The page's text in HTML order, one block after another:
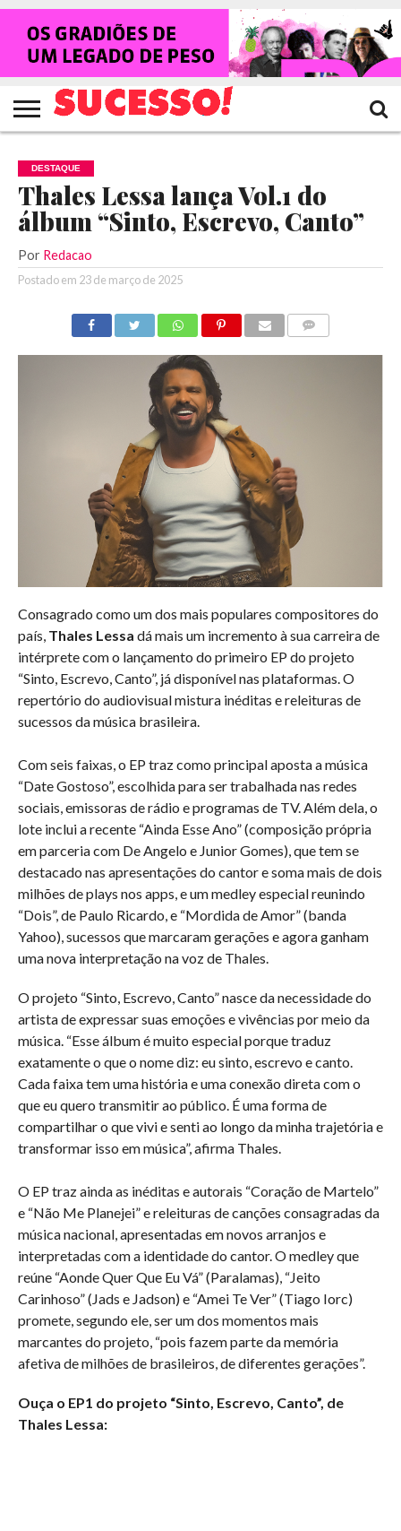
HOME
NOTÍCIAS
SHOWS
ENTREVISTAS
CLIQUES
RANKING
CROWLEY
TV
SUCESSO!
REVISTA
SUCESSO!
DESTAQUE
Thales Lessa lança Vol.1 do
álbum “Sinto, Escrevo, Canto”
Por Redacao
Postado em 23 de março de 2025
Consagrado como um dos mais populares compositores do
país, Thales Lessa dá mais um incremento à sua carreira de
intérprete com o lançamento do primeiro EP do projeto
“Sinto, Escrevo, Canto”, já disponível nas plataformas. O
repertório do audiovisual mistura inéditas e releituras de
sucessos da música brasileira.
Com seis faixas, o EP traz como principal aposta a música
“Date Gostoso”, escolhida para ser trabalhada nas redes
sociais, emissoras de rádio e programas de TV. Além dela, o
lote inclui a recente “Ainda Esse Ano” (composição própria
em parceria com De Angelo e Junior Gomes), que tem se
destacado nas apresentações do cantor e soma mais de dois
milhões de plays nos apps, e um medley especial reunindo
“Dois”, de Paulo Ricardo, e “Mordida de Amor” (banda
Yahoo), sucessos que marcaram gerações e agora ganham
uma nova interpretação na voz de Thales.
O projeto “Sinto, Escrevo, Canto” nasce da necessidade do
artista de expressar suas emoções e vivências por meio da
música. “Esse álbum é muito especial porque traduz
exatamente o que o nome diz: eu sinto, escrevo e canto.
Cada faixa tem uma história e uma conexão direta com o
que eu quero transmitir ao público. É uma forma de
compartilhar o que vivi e senti ao longo da minha trajetória e
transformar isso em música”, afirma Thales.
O EP traz ainda as inéditas e autorais “Coração de Martelo”
e “Não Me Planejei” e releituras de canções consagradas da
música nacional, apresentadas em novos arranjos e
interpretadas com a identidade do cantor. O medley que
reúne “Aonde Quer Que Eu Vá” (Paralamas), “Jeito
Carinhoso” (Jads e Jadson) e “Amei Te Ver” (Tiago Iorc)
promete, segundo ele, ser um dos momentos mais
marcantes do projeto, “pois fazem parte da memória
afetiva de milhões de brasileiros, de diferentes gerações”.
Ouça o EP1 do projeto “Sinto, Escrevo, Canto”, de
Thales Lessa: